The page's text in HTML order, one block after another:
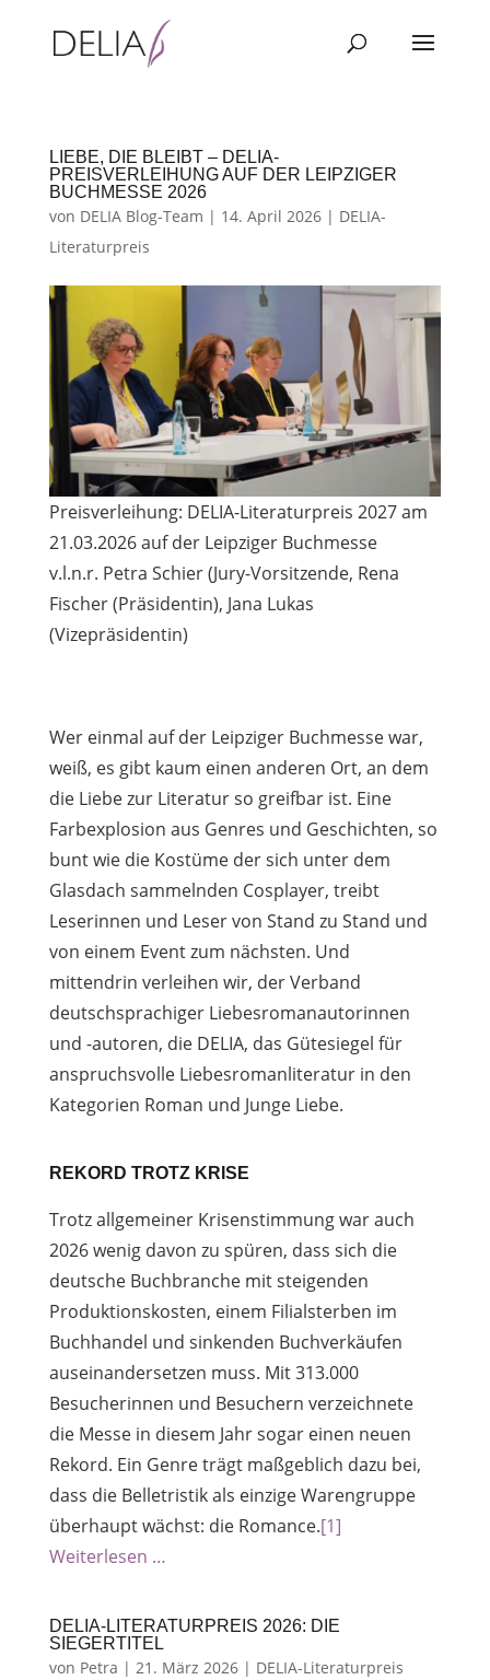
LIEBE, DIE BLEIBT – DELIA-
PREISVERLEIHUNG AUF DER LEIPZIGER
BUCHMESSE 2026
von DELIA Blog-Team | 14. April 2026| DELIA-
Literaturpreis
Preisverleihung: DELIA-Literaturpreis 2027 am
21.03.2026 auf der Leipziger Buchmesse
v.l.n.r. Petra Schier (Jury-Vorsitzende, Rena
Fischer (Präsidentin), Jana Lukas
(Vizepräsidentin)
Wer einmal auf der Leipziger Buchmesse war,
weiß, es gibt kaum einen anderen Ort, an dem
die Liebe zur Literatur so greifbar ist. Eine
Farbexplosion aus Genres und Geschichten, so
bunt wie die Kostüme der sich unter dem
Glasdach sammelnden Cosplayer, treibt
Leserinnen und Leser von Stand zu Stand und
von einem Event zum nächsten. Und
mittendrin verleihen wir, der Verband
deutschsprachiger Liebesromanautorinnen
und -autoren, die DELIA, das Gütesiegel für
anspruchsvolle Liebesromanliteratur in den
Kategorien Roman und Junge Liebe.
REKORD TROTZ KRISE
Trotz allgemeiner Krisenstimmung war auch
2026 wenig davon zu spüren, dass sich die
deutsche Buchbranche mit steigenden
Produktionskosten, einem Filialsterben im
Buchhandel und sinkenden Buchverkäufen
auseinandersetzen muss. Mit 313.000
Besucherinnen und Besuchern verzeichnete
die Messe in diesem Jahr sogar einen neuen
Rekord. Ein Genre trägt maßgeblich dazu bei,
dass die Belletristik als einzige Warengruppe
überhaupt wächst: die Romance.[1]
Weiterlesen …
DELIA-LITERATURPREIS 2026: DIE
SIEGERTITEL
von Petra | 21. März 2026| DELIA-Literaturpreis